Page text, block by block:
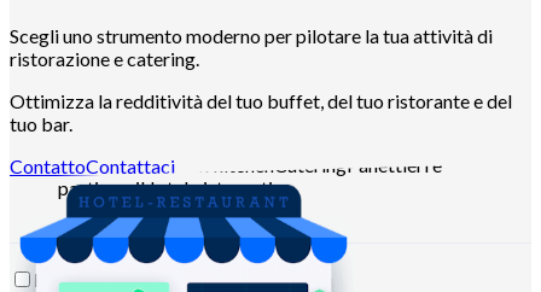
Per chi?
centralizzateDark kitchenCateringPanettieri e
pasticceriHotel-ristoranti
Risorse
Scegli uno strumento moderno per pilotare la tua attività di
ristorazione e catering.
Ottimizza la redditività del tuo buffet, del tuo ristorante e del
tuo bar.
ContattoContattaci